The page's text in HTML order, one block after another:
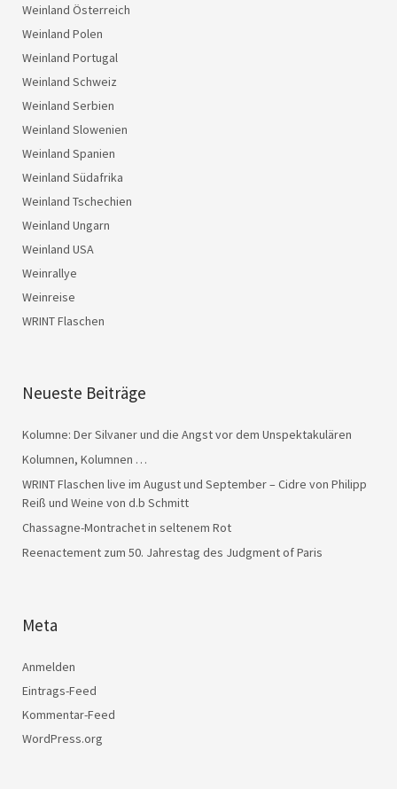
Weinland Österreich
Weinland Polen
Weinland Portugal
Weinland Schweiz
Weinland Serbien
Weinland Slowenien
Weinland Spanien
Weinland Südafrika
Weinland Tschechien
Weinland Ungarn
Weinland USA
Weinrallye
Weinreise
WRINT Flaschen
Neueste Beiträge
Kolumne: Der Silvaner und die Angst vor dem Unspektakulären
Kolumnen, Kolumnen …
WRINT Flaschen live im August und September – Cidre von Philipp
Reiß und Weine von d.b Schmitt
Chassagne-Montrachet in seltenem Rot
Reenactement zum 50. Jahrestag des Judgment of Paris
Meta
Anmelden
Eintrags-Feed
Kommentar-Feed
WordPress.org